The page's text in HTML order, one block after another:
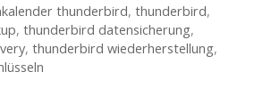
thunderbird, thunderbird,
, thunderbird datensicherung,
, thunderbird wiederherstellung,